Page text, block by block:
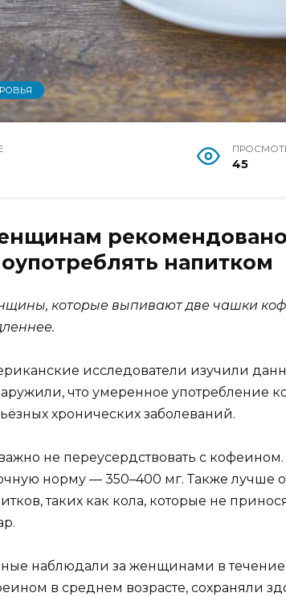
45
напитком
которые выпивают две чашки
исследователи изучили
что умеренное употребление
хронических заболеваний.
не переусердствовать с
норму — 350–400 мг. Также лучше
таких как кола, которые не
наблюдали за женщинами в течение
в среднем возрасте, сохраняли